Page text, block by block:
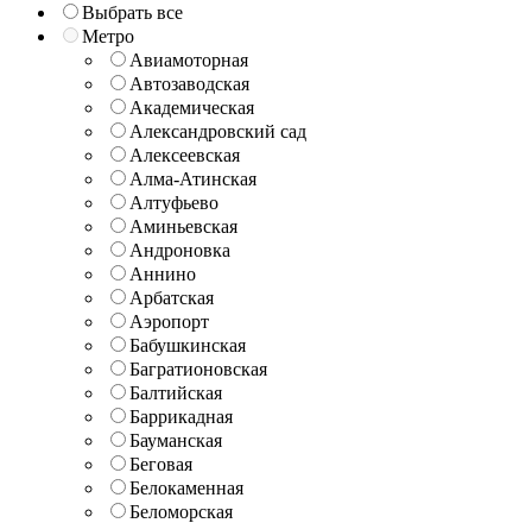
Выбрать все
Метро
Авиамоторная
Автозаводская
Академическая
Александровский сад
Алексеевская
Алма-Атинская
Алтуфьево
Аминьевская
Андроновка
Аннино
Арбатская
Аэропорт
Бабушкинская
Багратионовская
Балтийская
Баррикадная
Бауманская
Беговая
Белокаменная
Беломорская